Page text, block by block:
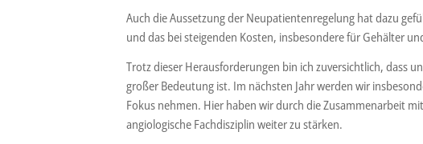
Auch die Aussetzung der Neupatientenregelung hat dazu
und das bei steigenden Kosten, insbesondere für Gehälter
Trotz dieser Herausforderungen bin ich zuversichtlich, dass
großer Bedeutung ist. Im nächsten Jahr werden wir
Fokus nehmen. Hier haben wir durch die Zusammenarbeit
angiologische Fachdisziplin weiter zu stärken.